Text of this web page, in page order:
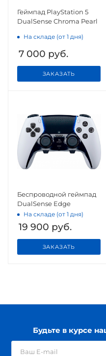
Геймпад PlayStation 5
DualSense Chroma Pearl
На складе (от 1 дня)
7 000 руб.
ЗАКАЗАТЬ
Беспроводной геймпад
DualSense Edge
На складе (от 1 дня)
19 900 руб.
ЗАКАЗАТЬ
Будьте в курсе